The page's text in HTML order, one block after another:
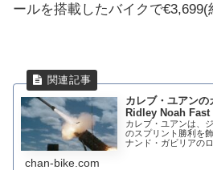
ールを搭載したバイクで€3,699(
カレブ・ユアンの
Ridley Noah Fast
カレブ・ユアンは、
のスプリント勝利を
ナンド・ガビリアの
し、ゴール手前まで
chan-bike.com